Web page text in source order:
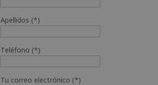
Apellidos (*)
Teléfono (*)
Tu correo electrónico (*)